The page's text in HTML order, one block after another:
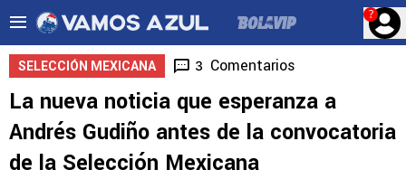
?
SELECCIÓN MEXICANA 3 Comentarios
La nueva noticia que esperanza a
Andrés Gudiño antes de la convocatoria
de la Selección Mexicana